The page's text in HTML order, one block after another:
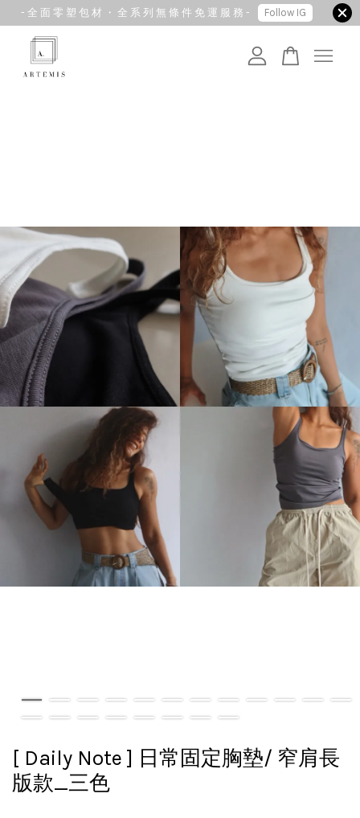
- 全 面 零 塑 包 材 ・ 全 系 列 無 條 件 免 運 服 務 - Follow IG
[ Daily Note ] 日常固定胸墊/ 窄肩長
版款_三色
您的購物車目前還是空的。